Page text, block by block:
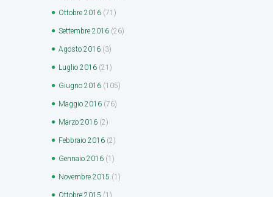
Ottobre 2016 (71)
Settembre 2016 (26)
Agosto 2016 (3)
Luglio 2016 (21)
Giugno 2016 (105)
Maggio 2016 (76)
Marzo 2016 (2)
Febbraio 2016 (2)
Gennaio 2016 (1)
Novembre 2015 (1)
Ottobre 2015 (1)